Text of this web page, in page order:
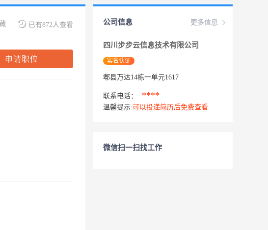
已有872人查看
申请职位
更多信息
公司信息
四川步步云信息技术有限公司
实名认证
郫县万达14栋一单元1617
联系电话： ****
温馨提示: 可以投递简历后免费查看
微信扫一扫找工作